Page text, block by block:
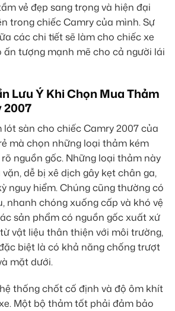
vẻ đẹp sang trọng và hiện đại
trong chiếc Camry của mình. Sự
các chi tiết sẽ làm cho chiếc xe
tượng mạnh mẽ cho cả người lái
Lưu Ý Khi Chọn Mua Thảm
2007
sàn cho chiếc Camry 2007 của
mà chọn những loại thảm kém
nguồn gốc. Những loại thảm này
dễ bị xê dịch gây kẹt chân ga,
nguy hiểm. Chúng cũng thường có
nhanh chóng xuống cấp và khó vệ
sản phẩm có nguồn gốc xuất xứ
vật liệu thân thiện với môi trường,
biệt là có khả năng chống trượt
mặt dưới.
thống chốt cố định và độ ôm khít
Một bộ thảm tốt phải đảm bảo